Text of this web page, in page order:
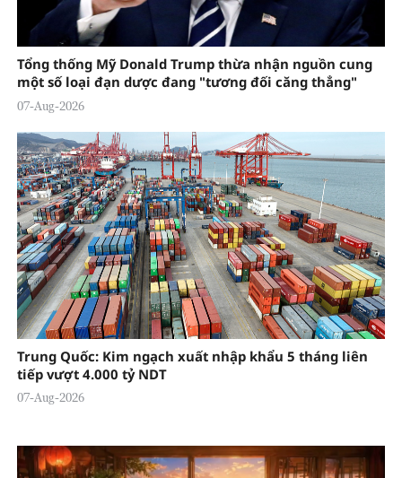
Tổng thống Mỹ Donald Trump thừa nhận nguồn cung
một số loại đạn dược đang "tương đối căng thẳng"
07-Aug-2026
Trung Quốc: Kim ngạch xuất nhập khẩu 5 tháng liên
tiếp vượt 4.000 tỷ NDT
07-Aug-2026